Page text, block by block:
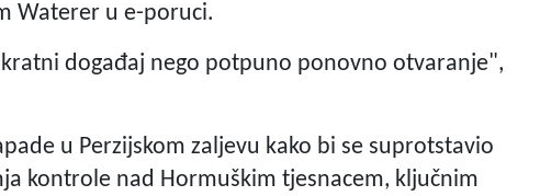
Waterer u e-poruci.
događaj nego potpuno ponovno otvaranje",
u Perzijskom zaljevu kako bi se suprotstavio
kontrole nad Hormuškim tjesnacem, ključnim